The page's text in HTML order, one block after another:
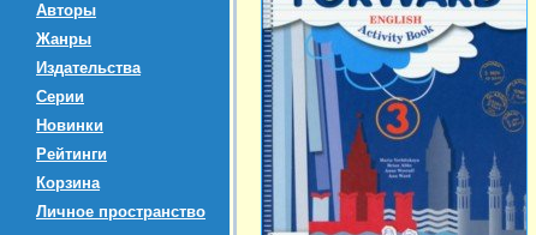
Авторы
Жанры
Издательства
Серии
Новинки
Рейтинги
Корзина
Личное пространство